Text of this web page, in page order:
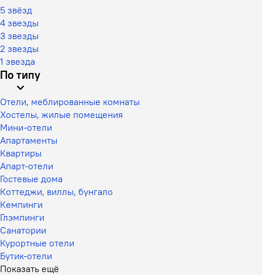
5 звёзд
4 звезды
3 звезды
2 звезды
1 звезда
По типу
Отели, меблированные комнаты
Хостелы, жилые помещения
Мини-отели
Апартаменты
Квартиры
Апарт-отели
Гостевые дома
Коттеджи, виллы, бунгало
Кемпинги
Глэмпинги
Санатории
Курортные отели
Бутик-отели
Показать ещё